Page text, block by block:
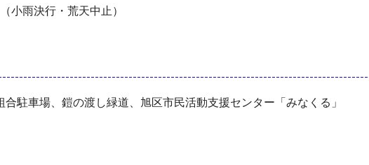
小雨決行・荒天中止）
駐車場、鎧の渡し緑道、旭区市民活動支援センター「みなくる」